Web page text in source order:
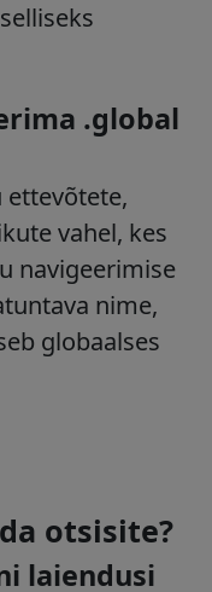
.global
ettevõtete,
vahel, kes
navigeerimise
nime,
globaalses
otsisite?
laiendusi